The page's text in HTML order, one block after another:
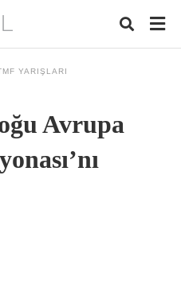
YARIŞLARI
Avrupa